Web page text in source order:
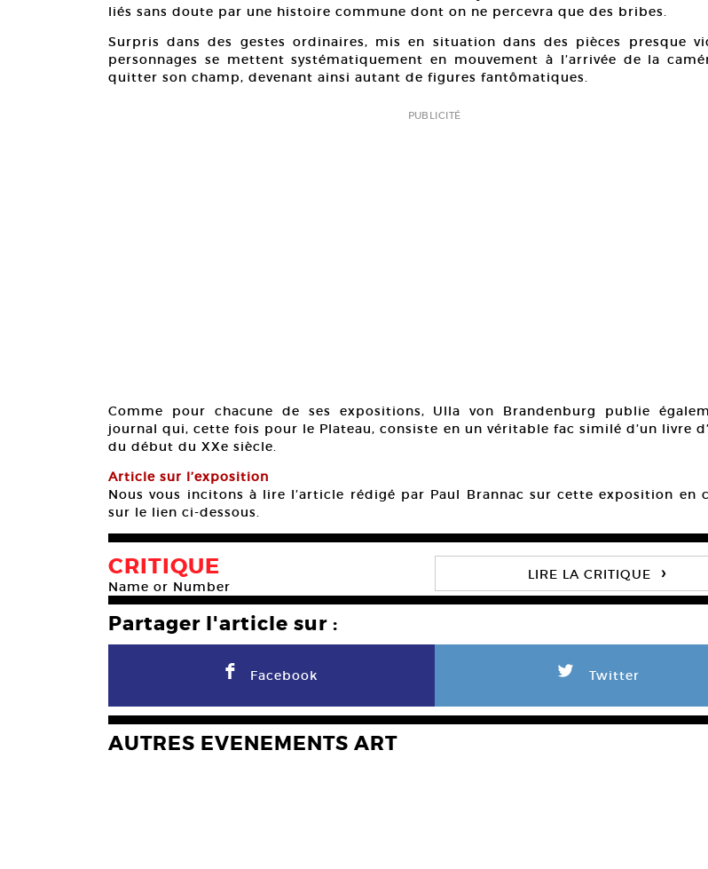
liés sans doute par une histoire commune dont on ne percevra que des bribes.
Surpris dans des gestes ordinaires, mis en situation dans des pièces presque
personnages se mettent systématiquement en mouvement à l’arrivée de la
quitter son champ, devenant ainsi autant de figures fantômatiques.
PUBLICITÉ
Comme pour chacune de ses expositions, Ulla von Brandenburg publie
journal qui, cette fois pour le Plateau, consiste en un véritable fac similé d’un livre
du début du XXe siècle.
Article sur l’exposition
Nous vous incitons à lire l’article rédigé par Paul Brannac sur cette exposition en
sur le lien ci-dessous.
CRITIQUE
Name or Number
LIRE LA CRITIQUE ›
Partager l'article sur :
F Facebook L Twitter
AUTRES EVENEMENTS ART